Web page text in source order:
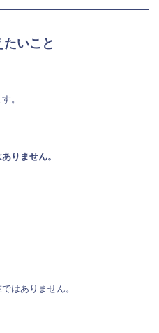
いこと
。
りません。
はありません。